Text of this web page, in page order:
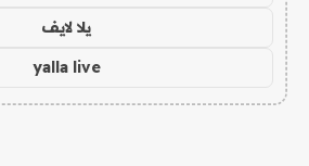
يلا لايف
yalla live